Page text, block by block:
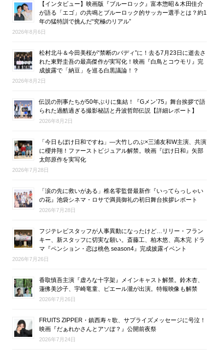
【インタビュー】映画版『ブルーロック』富本惣昭＆木田佳介
が語る「エゴ」の共鳴とブルーロック的サッカー選手とは？約1
年の猛特訓で挑んだ“究極のリアル”
2026年8月6日
松村北斗＆今田美桜が“禁断のバディ”に！去る7月23日に逝去さ
れた東野圭吾の最高傑作が実写化！映画『白鳥とコウモリ』完
成披露で「納豆」を巡る白黒議論！？
2026年8月2日
伝説の刑事たちが50年ぶりに集結！『Gメン’75』舞台挨拶で語
られた過酷過ぎる撮影秘話と丹波哲郎伝説【詳細レポート】
2026年8月2日
「今日もぼけ日和ですね」―大竹しのぶ×三浦友和W主演、共演
に櫻井翔！ファーストビジュアル解禁。映画『ぼけ日和』矢部
太郎原作を実写化
2026年7月28日
「涙の先に救いがある」椎名零監督最新作『いってらっしゃい
の花』池袋シネマ・ロサで満員御礼の初日舞台挨拶レポート
2026年7月28日
フジテレビスタッフが人事異動になったけど…リリー・フラン
キー、新スタッフに切実な願い。斎藤工、柏木悠、高木完 ドラ
マ『ペンション・恋は桃色 season4』完成披露イベント
2026年7月26日
香取慎吾主演『虚ろな十字架』メインキャスト解禁。鈴木杏、
蓮佛美沙子、宇崎竜童、ピエール瀧が出演。特報映像も解禁
2026年7月26日
FRUITS ZIPPER・鎮西寿々歌、サプライズメッセージに号泣！
映画『だぁれかさんとアソぼ？』公開前夜祭
2026年7月24日